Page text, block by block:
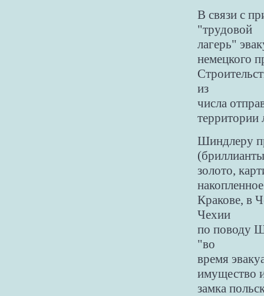
В связи с
"трудовой
лагерь"
немецкого
из
числа
территории
Шиндлеру
золото,
Кракове, в
Чехии
по поводу
"во
время
имущество
замка